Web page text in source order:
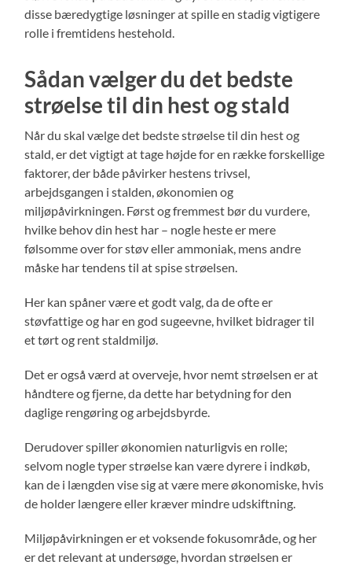
disse bæredygtige løsninger at spille en stadig vigtigere
rolle i fremtidens hestehold.
Sådan vælger du det bedste
strøelse til din hest og stald
Når du skal vælge det bedste strøelse til din hest og
stald, er det vigtigt at tage højde for en række forskellige
faktorer, der både påvirker hestens trivsel,
arbejdsgangen i stalden, økonomien og
miljøpåvirkningen. Først og fremmest bør du vurdere,
hvilke behov din hest har – nogle heste er mere
følsomme over for støv eller ammoniak, mens andre
måske har tendens til at spise strøelsen.
Her kan spåner være et godt valg, da de ofte er
støvfattige og har en god sugeevne, hvilket bidrager til
et tørt og rent staldmiljø.
Det er også værd at overveje, hvor nemt strøelsen er at
håndtere og fjerne, da dette har betydning for den
daglige rengøring og arbejdsbyrde.
Derudover spiller økonomien naturligvis en rolle;
selvom nogle typer strøelse kan være dyrere i indkøb,
kan de i længden vise sig at være mere økonomiske, hvis
de holder længere eller kræver mindre udskiftning.
Miljøpåvirkningen er et voksende fokusområde, og her
er det relevant at undersøge, hvordan strøelsen er